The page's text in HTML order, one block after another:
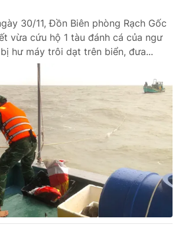
30/11, Đồn Biên phòng Rạch Gốc
vừa cứu hộ 1 tàu đánh cá của ngư
hư máy trôi dạt trên biển, đưa...